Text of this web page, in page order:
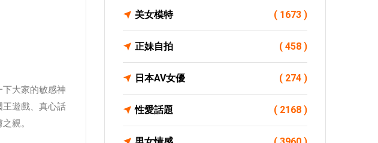
大家的敏感神
遊戲、真心話
親。
美女模特 ( 1673 )
正妹自拍 ( 458 )
日本AV女優 ( 274 )
性愛話題 ( 2168 )